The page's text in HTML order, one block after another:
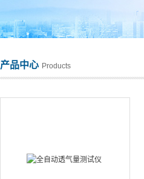
产品中心 Products